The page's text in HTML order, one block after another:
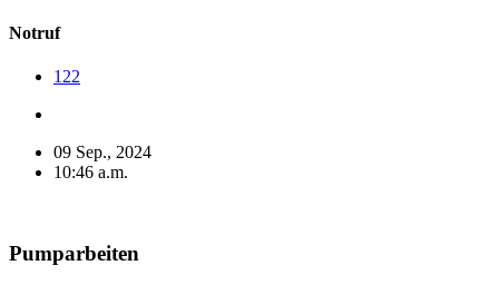
Notruf
122
09 Sep., 2024
10:46 a.m.
Pumparbeiten